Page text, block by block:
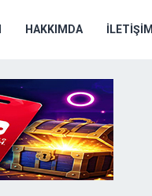
HAKKIMDA İLETIŞIM